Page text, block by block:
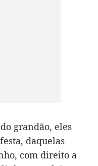
grandão, eles
daquelas
com direito a